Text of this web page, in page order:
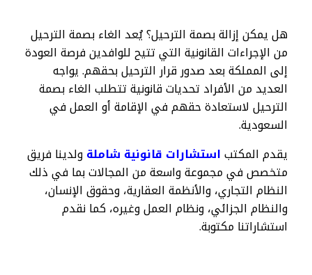
هل يمكن إزالة بصمة الترحيل؟ يُعد الغاء بصمة الترحيل
من الإجراءات القانونية التي تتيح للوافدين فرصة العودة
إلى المملكة بعد صدور قرار الترحيل بحقهم. يواجه
العديد من الأفراد تحديات قانونية تتطلب الغاء بصمة
الترحيل لاستعادة حقهم في الإقامة أو العمل في
السعودية.
يقدم المكتباستشارات قانونية شاملةولدينا فريق
متخصص في مجموعة واسعة من المجالات بما في ذلك
النظام التجاري، والأنظمة العقارية، وحقوق الإنسان،
والنظام الجزائي، ونظام العمل وغيره، كما نقدم
استشاراتنا مكتوبة.